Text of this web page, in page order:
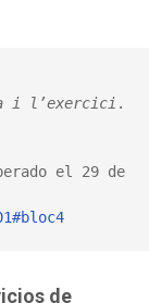
i l’exercici .
el 29 de
de